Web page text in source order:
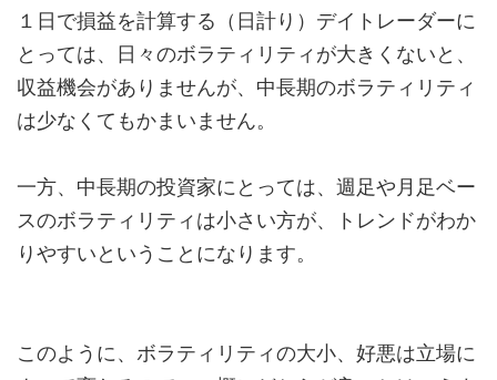
１日で損益を計算する（日計り）デイトレーダーに
とっては、日々のボラティリティが大きくないと、
収益機会がありませんが、中長期のボラティリティ
は少なくてもかまいません。
一方、中長期の投資家にとっては、週足や月足ベー
スのボラティリティは小さい方が、トレンドがわか
りやすいということになります。
このように、ボラティリティの大小、好悪は立場に